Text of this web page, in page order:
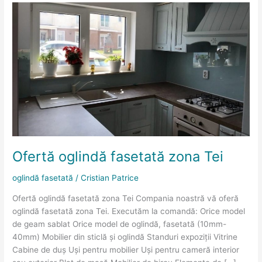
Ofertă oglindă fasetată zona Tei
oglindă fasetată /Cristian Patrice
Ofertă oglindă fasetată zona Tei Compania noastră vă oferă
oglindă fasetată zona Tei. Executăm la comandă: Orice model
de geam sablat Orice model de oglindă, fasetată (10mm-
40mm) Mobilier din sticlă și oglindă Standuri expoziții Vitrine
Cabine de duș Uși pentru mobilier Uși pentru cameră interior
Ofertă
fasetată
Tei